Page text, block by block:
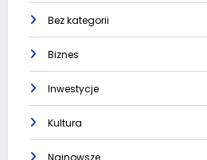
Bez kategorii
Biznes
Inwestycje
Kultura
Najnowsze